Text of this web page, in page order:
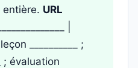
entière. URL
leçon __________ ;
; évaluation